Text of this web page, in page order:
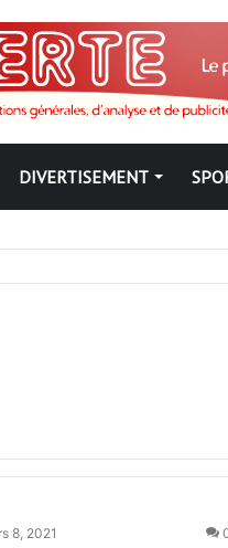
DIVERTISEMENT
Togolais disent non et sont
8, 2021